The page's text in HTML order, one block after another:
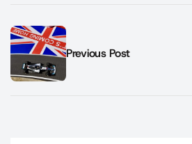
Previous Post